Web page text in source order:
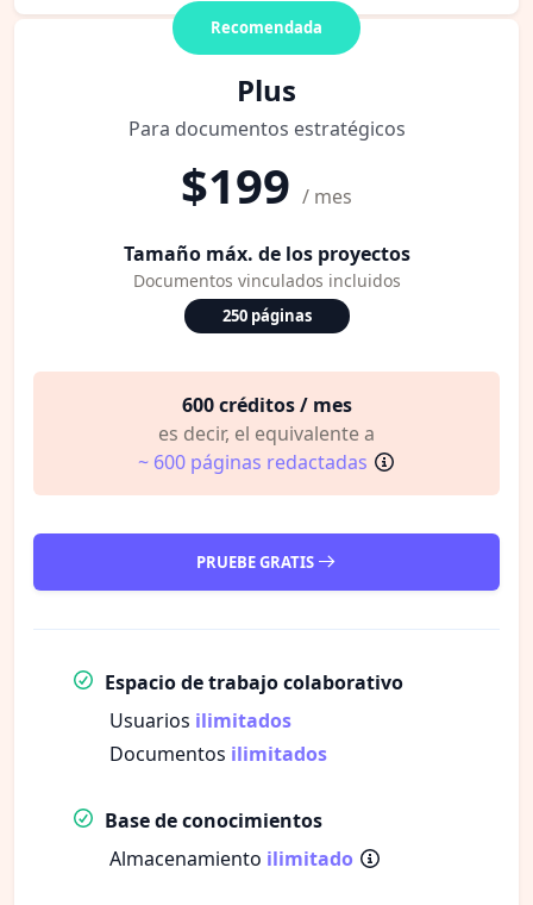
Recomendada
Plus
Para documentos estratégicos
$199 / mes
Tamaño máx. de los proyectos
Documentos vinculados incluidos
250 páginas
600 créditos / mes
es decir, el equivalente a
~ 600 páginas redactadas
PRUEBE GRATIS
Espacio de trabajo colaborativo
Usuarios ilimitados
Documentos ilimitados
Base de conocimientos
Almacenamiento ilimitado